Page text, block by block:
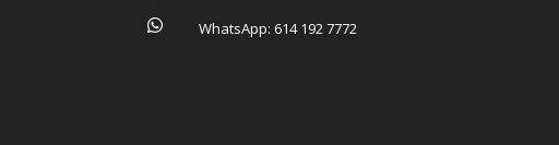
 WhatsApp: 614 192 7772